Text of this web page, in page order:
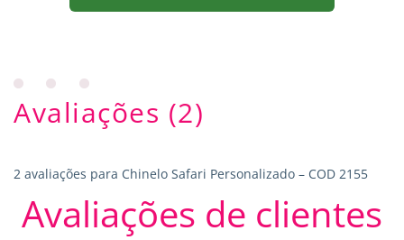
Avaliações (2)
2 avaliações para Chinelo Safari Personalizado – COD 2155
Avaliações de clientes